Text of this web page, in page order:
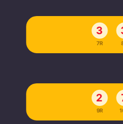
3
7R
2
9R